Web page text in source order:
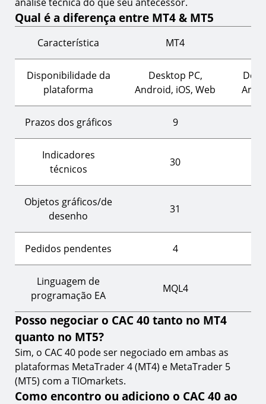
Qual é a diferença entre MT4 & MT5
Característica MT4
Disponibilidade da
plataforma
Desktop PC,
Android, iOS, Web
Prazos dos gráficos 9
Indicadores
técnicos
30
Objetos gráficos/de
desenho
31
Pedidos pendentes 4
Linguagem de
programação EA
MQL4
Posso negociar o CAC 40 tanto no MT4
quanto no MT5?
Sim, o CAC 40 pode ser negociado em ambas as
plataformas MetaTrader 4 (MT4) e MetaTrader 5
(MT5) com a TIOmarkets.
Como encontro ou adiciono o CAC 40 ao